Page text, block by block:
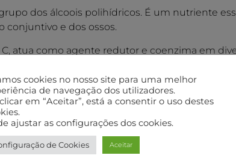
dos álcoois polihídricos. É um nutriente
e dos ossos.
atua como agente redutor e coenzima em
antioxidantes.
queremos dizer o fato de indicar a falta
lo com alimentos, ou através de
cookies no nosso site para uma melhor
de navegação dos utilizadores.
em “Aceitar”, está a consentir o uso destes
ajustar as configurações dos cookies.
de Cookies Aceitar